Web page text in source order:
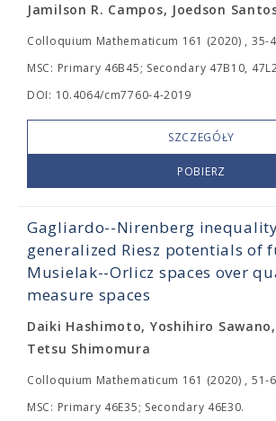
Jamilson R. Campos, Joedson
Colloquium Mathematicum 161 (2020) , 35-
MSC: Primary 46B45; Secondary 47B10,
DOI: 10.4064/cm7760-4-2019
SZCZEGÓŁY
POBIERZ
Gagliardo--Nirenberg
generalized Riesz potentials of
Musielak--Orlicz spaces over
measure spaces
Daiki Hashimoto, Yoshihiro Sawano,
Tetsu Shimomura
Colloquium Mathematicum 161 (2020) , 51-
MSC: Primary 46E35; Secondary 46E30.